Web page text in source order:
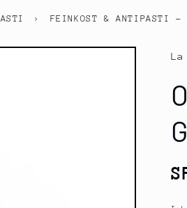
› FEINKOST & ANTIPASTI -